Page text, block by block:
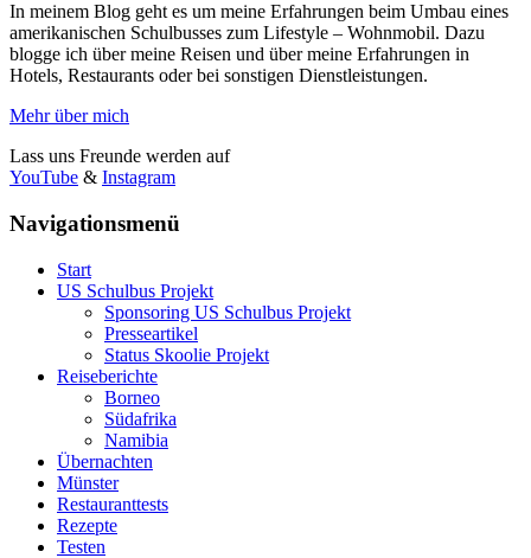
In meinem Blog geht es um meine Erfahrungen beim Umbau eines
amerikanischen Schulbusses zum Lifestyle – Wohnmobil. Dazu
blogge ich über meine Reisen und über meine Erfahrungen in
Hotels, Restaurants oder bei sonstigen Dienstleistungen.
Mehr über mich
Lass uns Freunde werden auf
YouTube & Instagram
Navigationsmenü
Start
US Schulbus Projekt
Sponsoring US Schulbus Projekt
Presseartikel
Status Skoolie Projekt
Reiseberichte
Borneo
Südafrika
Namibia
Übernachten
Münster
Restauranttests
Rezepte
Testen